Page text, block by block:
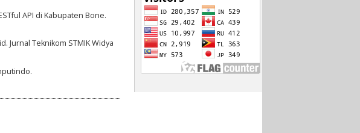
API di Kabupaten Bone.
Jurnal Teknikom STMIK Widya